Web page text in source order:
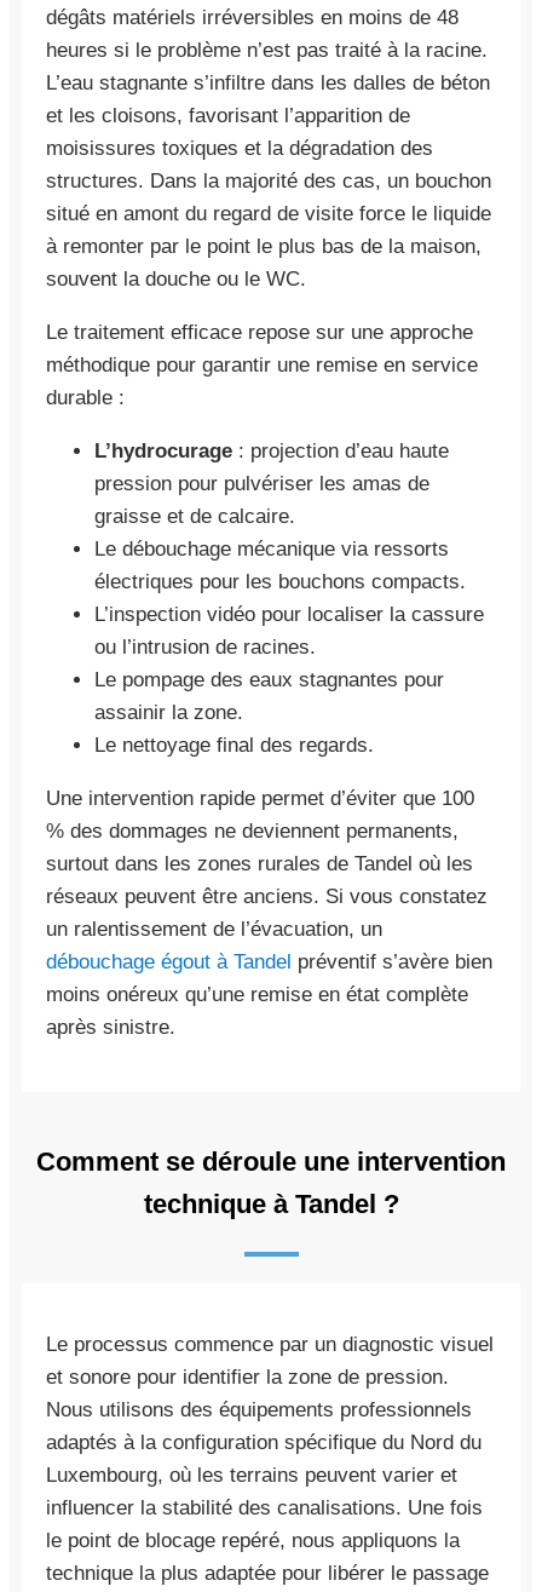
dégâts matériels irréversibles en moins de 48
heures si le problème n’est pas traité à la racine.
L’eau stagnante s’infiltre dans les dalles de béton
et les cloisons, favorisant l’apparition de
moisissures toxiques et la dégradation des
structures. Dans la majorité des cas, un bouchon
situé en amont du regard de visite force le liquide
à remonter par le point le plus bas de la maison,
souvent la douche ou le WC.
Le traitement efficace repose sur une approche
méthodique pour garantir une remise en service
durable :
L’hydrocurage : projection d’eau haute
pression pour pulvériser les amas de
graisse et de calcaire.
Le débouchage mécanique via ressorts
électriques pour les bouchons compacts.
L’inspection vidéo pour localiser la cassure
ou l’intrusion de racines.
Le pompage des eaux stagnantes pour
assainir la zone.
Le nettoyage final des regards.
Une intervention rapide permet d’éviter que 100
% des dommages ne deviennent permanents,
surtout dans les zones rurales de Tandel où les
réseaux peuvent être anciens. Si vous constatez
un ralentissement de l’évacuation, un
débouchage égout à Tandel préventif s’avère bien
moins onéreux qu’une remise en état complète
après sinistre.
Comment se déroule une intervention
technique à Tandel ?
Le processus commence par un diagnostic visuel
et sonore pour identifier la zone de pression.
Nous utilisons des équipements professionnels
adaptés à la configuration spécifique du Nord du
Luxembourg, où les terrains peuvent varier et
influencer la stabilité des canalisations. Une fois
le point de blocage repéré, nous appliquons la
technique la plus adaptée pour libérer le passage